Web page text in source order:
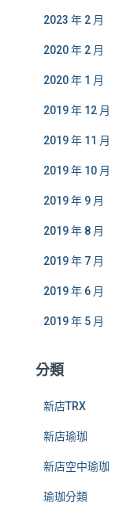
2023 年 2 月
2020 年 2 月
2020 年 1 月
2019 年 12 月
2019 年 11 月
2019 年 10 月
2019 年 9 月
2019 年 8 月
2019 年 7 月
2019 年 6 月
2019 年 5 月
分類
新店TRX
新店瑜珈
新店空中瑜珈
瑜珈分類